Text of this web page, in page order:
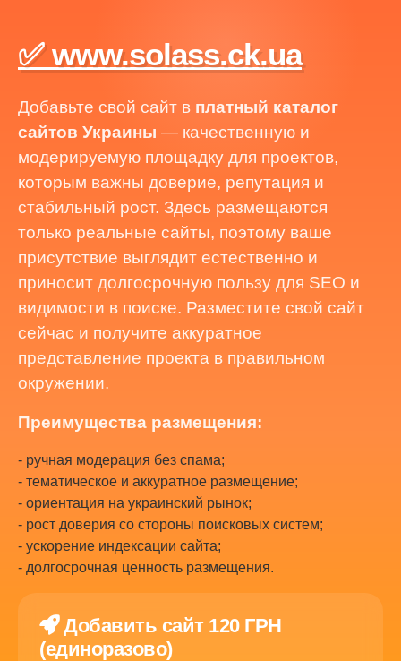
✅ www.solass.ck.ua
Добавьте свой сайт в платный каталог
сайтов Украины — качественную и
модерируемую площадку для проектов,
которым важны доверие, репутация и
стабильный рост. Здесь размещаются
только реальные сайты, поэтому ваше
присутствие выглядит естественно и
приносит долгосрочную пользу для SEO и
видимости в поиске. Разместите свой сайт
сейчас и получите аккуратное
представление проекта в правильном
окружении.
Преимущества размещения:
- ручная модерация без спама;
- тематическое и аккуратное размещение;
- ориентация на украинский рынок;
- рост доверия со стороны поисковых систем;
- ускорение индексации сайта;
- долгосрочная ценность размещения.
Добавить сайт 120 ГРН
(единоразово)